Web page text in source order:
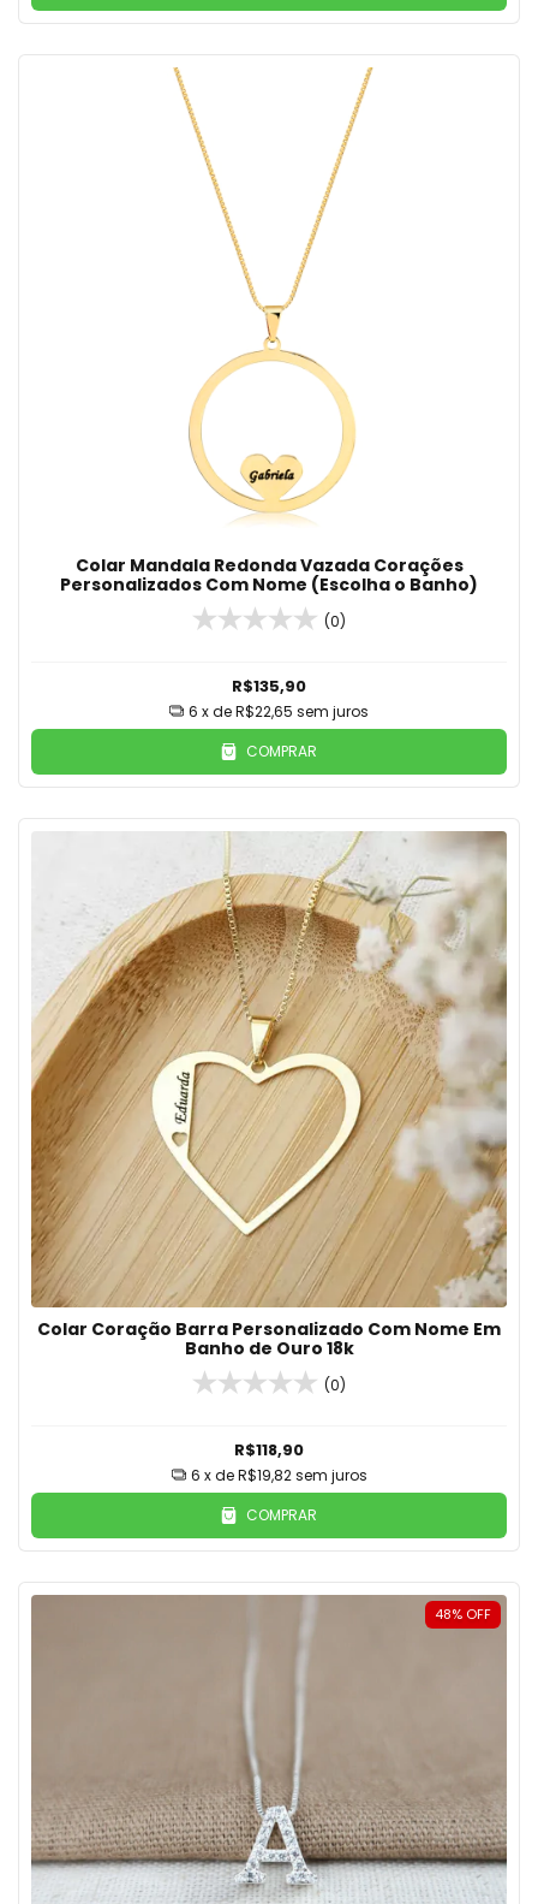
Colar Mandala Redonda Vazada Corações
Personalizados Com Nome (Escolha o Banho)
(0)
R$135,90
6 x deR$22,65 sem juros
COMPRAR
Colar Coração Barra Personalizado Com Nome Em
Banho de Ouro 18k
(0)
R$118,90
6 x deR$19,82 sem juros
COMPRAR
48% OFF